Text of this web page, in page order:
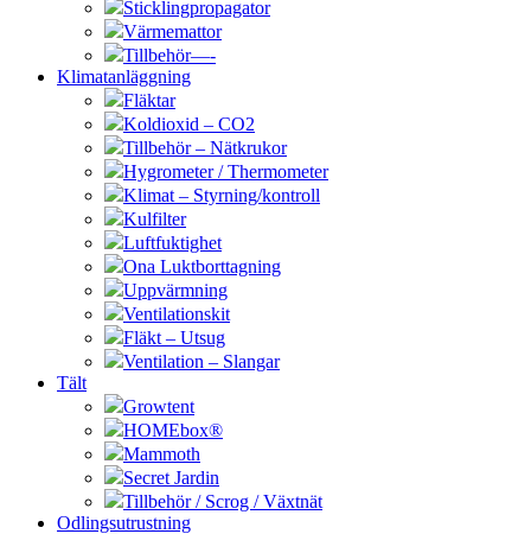
Sticklingpropagator
Värmemattor
Tillbehör—-
Klimatanläggning
Fläktar
Koldioxid – CO2
Tillbehör – Nätkrukor
Hygrometer / Thermometer
Klimat – Styrning/kontroll
Kulfilter
Luftfuktighet
Ona Luktborttagning
Uppvärmning
Ventilationskit
Fläkt – Utsug
Ventilation – Slangar
Tält
Growtent
HOMEbox®
Mammoth
Secret Jardin
Tillbehör / Scrog / Växtnät
Odlingsutrustning